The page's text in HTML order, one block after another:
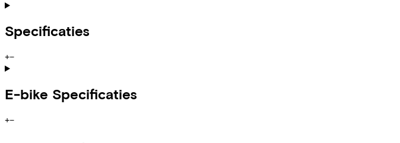
Specificaties
+−
E-bike Specificaties
+−